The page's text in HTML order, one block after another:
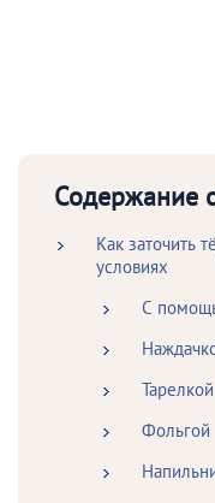
Содержание
Как заточить
условиях
С
Фольгой